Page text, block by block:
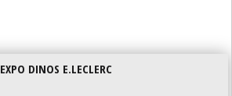
EXPO DINOS E.LECLERC